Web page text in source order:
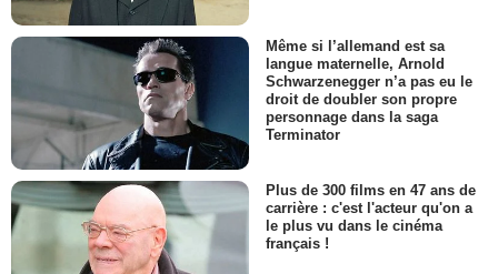
Même si l’allemand est sa
langue maternelle, Arnold
Schwarzenegger n’a pas eu le
droit de doubler son propre
personnage dans la saga
Terminator
Plus de 300 films en 47 ans de
carrière : c'est l'acteur qu'on a
le plus vu dans le cinéma
français !